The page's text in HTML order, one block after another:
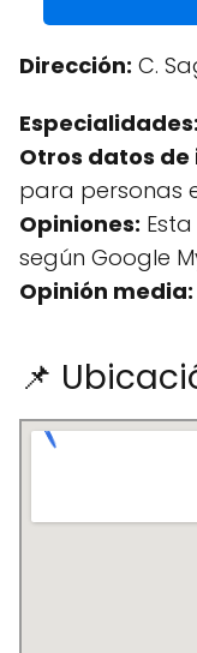
Dirección: C.
Especialidades:
Otros datos de
para personas
Opiniones:
según Google
Opinión media:
📌